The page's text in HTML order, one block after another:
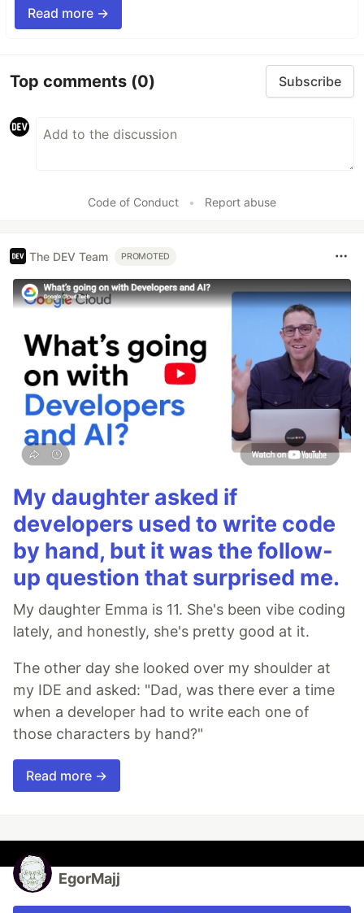
Read more →
Top comments (0) Subscribe
Code of Conduct • Report abuse
The DEV Team PROMOTED
My daughter asked if
developers used to write code
by hand, but it was the follow-
up question that surprised me.
My daughter Emma is 11. She's been vibe coding
lately, and honestly, she's pretty good at it.
The other day she looked over my shoulder at
my IDE and asked: "Dad, was there ever a time
when a developer had to write each one of
those characters by hand?"
Read more →
EgorMajj